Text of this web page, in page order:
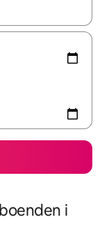
med upp- och
i